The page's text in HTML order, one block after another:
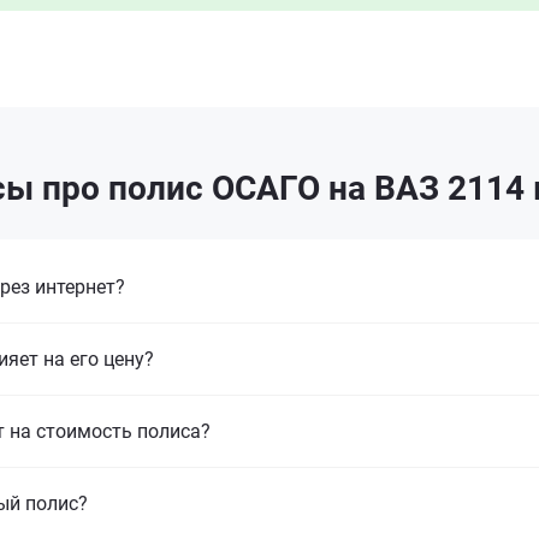
про полис ОСАГО на ВАЗ 2114
интернет?
на его цену?
стоимость полиса?
полис?